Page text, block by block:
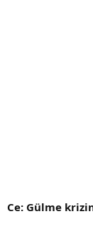
Ce: Gülme